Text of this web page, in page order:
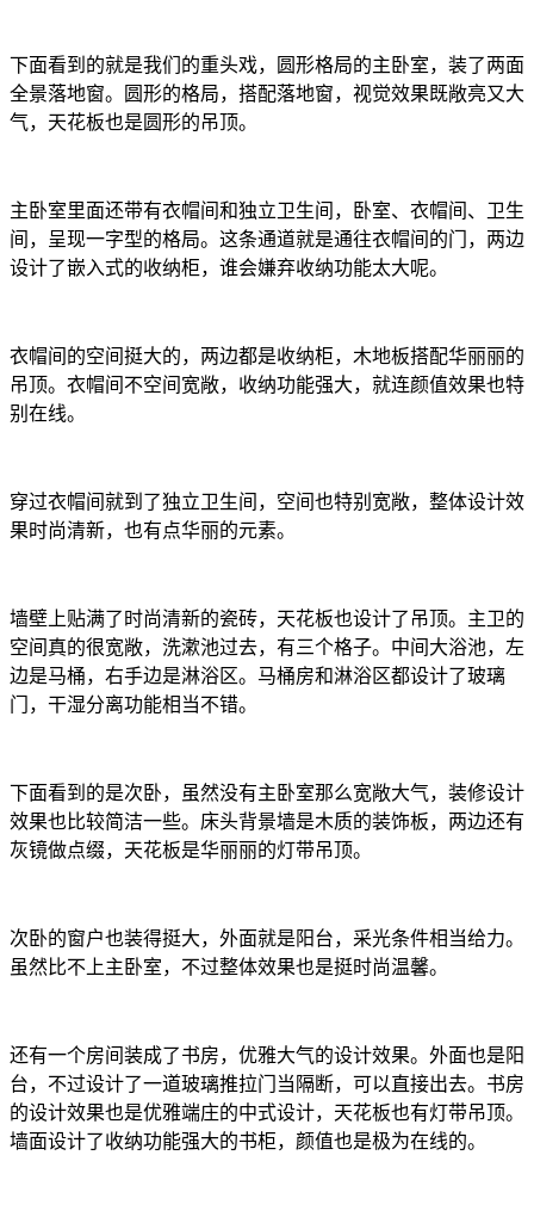
下面看到的就是我们的重头戏，圆形格局的主卧室，装了两面
全景落地窗。圆形的格局，搭配落地窗，视觉效果既敞亮又大
气，天花板也是圆形的吊顶。
主卧室里面还带有衣帽间和独立卫生间，卧室、衣帽间、卫生
间，呈现一字型的格局。这条通道就是通往衣帽间的门，两边
设计了嵌入式的收纳柜，谁会嫌弃收纳功能太大呢。
衣帽间的空间挺大的，两边都是收纳柜，木地板搭配华丽丽的
吊顶。衣帽间不空间宽敞，收纳功能强大，就连颜值效果也特
别在线。
穿过衣帽间就到了独立卫生间，空间也特别宽敞，整体设计效
果时尚清新，也有点华丽的元素。
墙壁上贴满了时尚清新的瓷砖，天花板也设计了吊顶。主卫的
空间真的很宽敞，洗漱池过去，有三个格子。中间大浴池，左
边是马桶，右手边是淋浴区。马桶房和淋浴区都设计了玻璃
门，干湿分离功能相当不错。
下面看到的是次卧，虽然没有主卧室那么宽敞大气，装修设计
效果也比较简洁一些。床头背景墙是木质的装饰板，两边还有
灰镜做点缀，天花板是华丽丽的灯带吊顶。
次卧的窗户也装得挺大，外面就是阳台，采光条件相当给力。
虽然比不上主卧室，不过整体效果也是挺时尚温馨。
还有一个房间装成了书房，优雅大气的设计效果。外面也是阳
台，不过设计了一道玻璃推拉门当隔断，可以直接出去。书房
的设计效果也是优雅端庄的中式设计，天花板也有灯带吊顶。
墙面设计了收纳功能强大的书柜，颜值也是极为在线的。